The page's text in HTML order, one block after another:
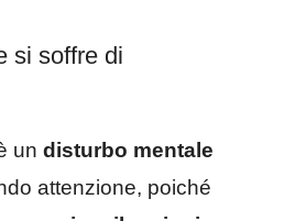
si soffre di
un disturbo mentale
attenzione, poiché